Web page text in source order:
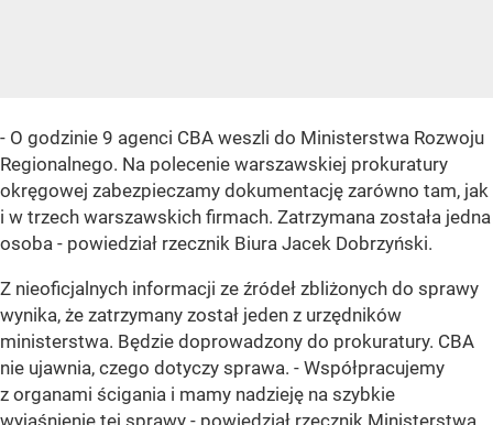
- O godzinie 9 agenci CBA weszli do Ministerstwa Rozwoju
Regionalnego. Na polecenie warszawskiej prokuratury
okręgowej zabezpieczamy dokumentację zarówno tam, jak
i w trzech warszawskich firmach. Zatrzymana została jedna
osoba - powiedział rzecznik Biura Jacek Dobrzyński.
Z nieoficjalnych informacji ze źródeł zbliżonych do sprawy
wynika, że zatrzymany został jeden z urzędników
ministerstwa. Będzie doprowadzony do prokuratury. CBA
nie ujawnia, czego dotyczy sprawa. - Współpracujemy
z organami ścigania i mamy nadzieję na szybkie
wyjaśnienie tej sprawy - powiedział rzecznik Ministerstwa